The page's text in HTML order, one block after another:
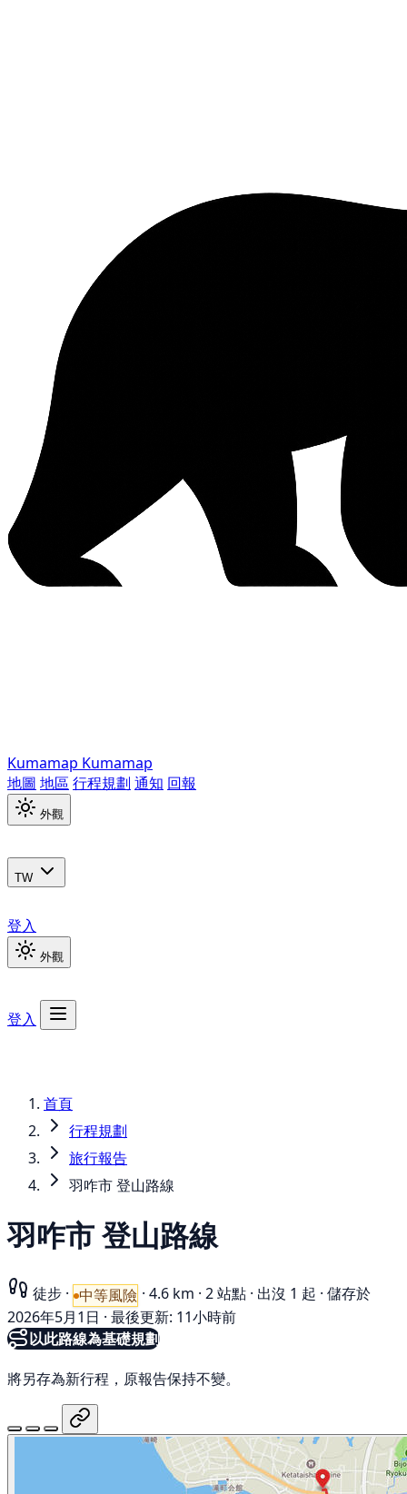
Kumamap Kumamap
地圖 地區 行程規劃 通知 回報
外觀
TW
登入
外觀
登入
首頁
行程規劃
旅行報告
羽咋市 登山路線
羽咋市 登山路線
徒步 · 中等風險 · 4.6 km · 2 站點 · 出沒 1 起 · 儲存於
2026年5月1日 · 最後更新: 11小時前
以此路線為基礎規劃
將另存為新行程，原報告保持不變。